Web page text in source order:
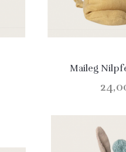
Maileg